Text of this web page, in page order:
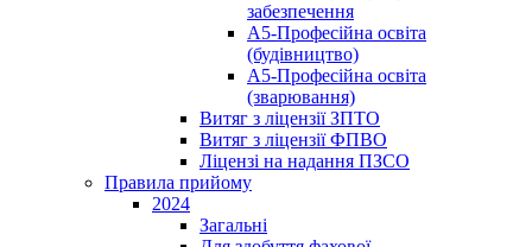
забезпечення
A5-Професійна освіта
(будівництво)
A5-Професійна освіта
(зварювання)
Витяг з ліцензії ЗПТО
Витяг з ліцензії ФПВО
Ліцензі на надання ПЗСО
Правила прийому
2024
Загальні